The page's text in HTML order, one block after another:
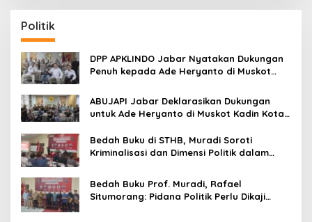
r
c
h
f
o
r
:
Politik
DPP APKLINDO Jabar Nyatakan Dukungan
Penuh kepada Ade Heryanto di Muskot
ABUJAPI Jabar Deklarasikan Dukungan
untuk Ade Heryanto di Muskot Kadin Kota
Bedah Buku di STHB, Muradi Soroti
Kriminalisasi dan Dimensi Politik dalam
Bedah Buku Prof. Muradi, Rafael
Situmorang: Pidana Politik Perlu Dikaji